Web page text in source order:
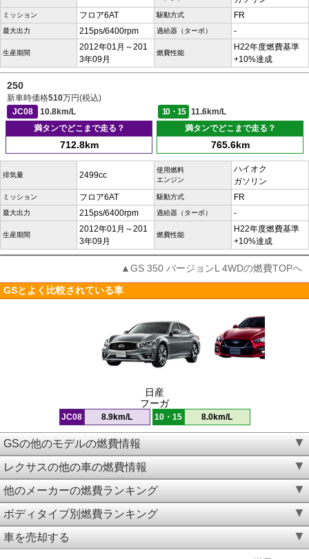
ミッション フロア6AT 駆動方式 FR
最大出力 215ps/6400rpm 過給器（ターボ） -
生産期間
2012年01月～201
3年09月
燃費性能
H22年度燃費基準
+10%達成
250
新車時価格510万円(税込)
JC08
10.8km/L 10・15
11.6km/L
満タンでどこまで走る？
712.8km
満タンでどこまで走る？
765.6km
排気量 2499cc
使用燃料
エンジン
ハイオク
ガソリン
ミッション フロア6AT 駆動方式 FR
最大出力 215ps/6400rpm 過給器（ターボ） -
生産期間
2012年01月～201
3年09月
燃費性能
H22年度燃費基準
+10%達成
▲GS 350 バージョンL 4WDの燃費TOPへ
GSとよく比較されている車
日産
フーガ
JC08 8.9km/L 10・15 8.0km/L
GSの他のモデルの燃費情報
レクサスの他の車の燃費情報
他のメーカーの燃費ランキング
ボディタイプ別燃費ランキング
車を売却する